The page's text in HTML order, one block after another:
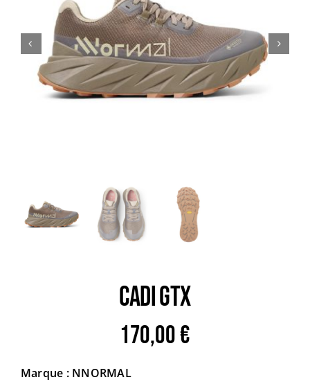
Trail
Escalade / Alpinisme
Bons Plans
CADI GTX
170,00€
Marque : NNORMAL